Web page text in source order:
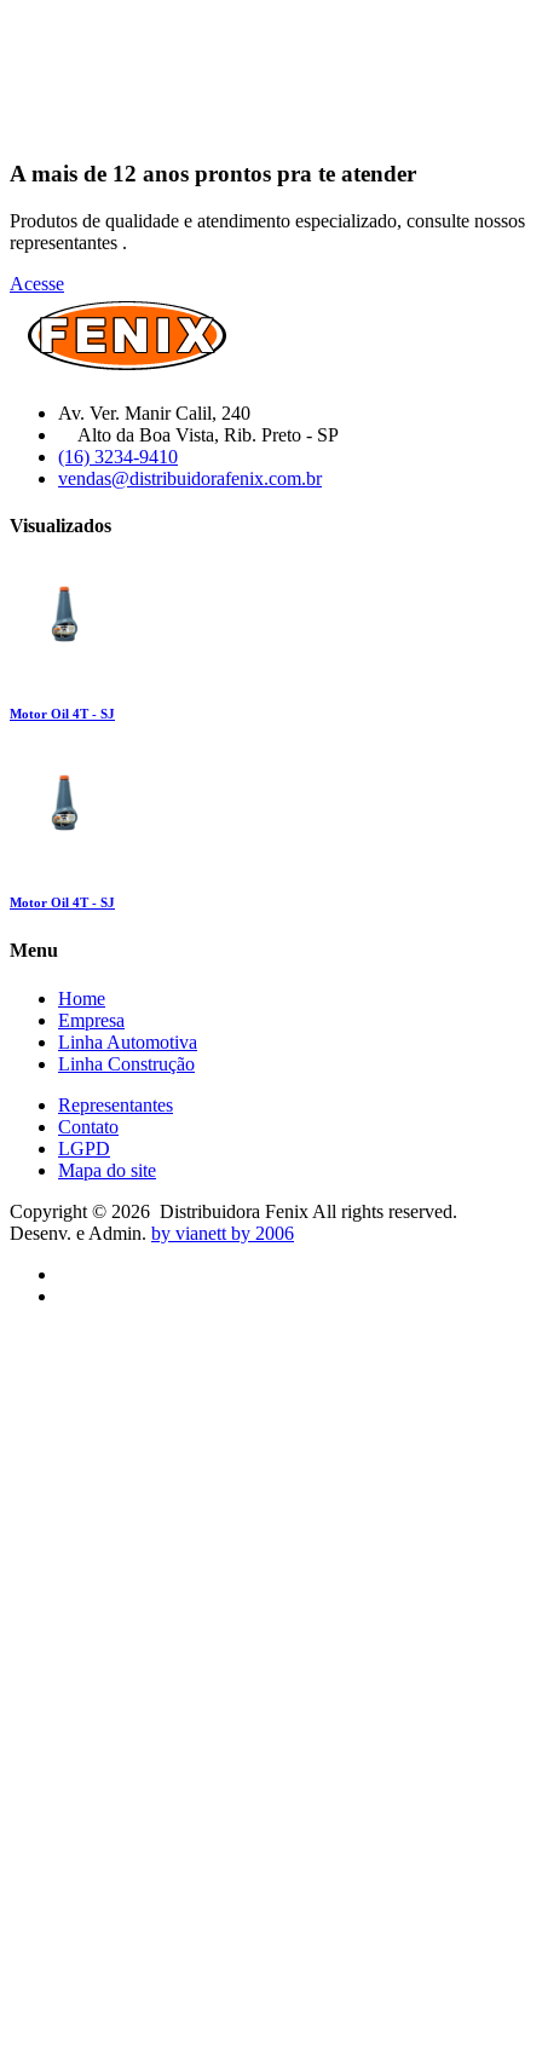
A mais de 12 anos prontos pra te atender
Produtos de qualidade e atendimento especializado, consulte nossos
representantes .
Acesse
Av. Ver. Manir Calil, 240
Alto da Boa Vista, Rib. Preto - SP
(16) 3234-9410
vendas@distribuidorafenix.com.br
Visualizados
Motor Oil 4T - SJ
Motor Oil 4T - SJ
Menu
Home
Empresa
Linha Automotiva
Linha Construção
Representantes
Contato
LGPD
Mapa do site
Copyright © 2026 Distribuidora Fenix All rights reserved.
Desenv. e Admin. by vianett by 2006